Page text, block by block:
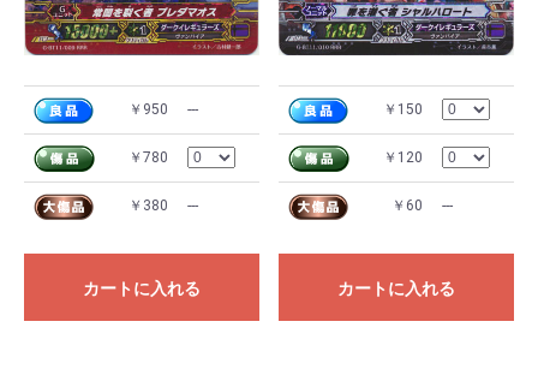
￥950 ---
￥780
￥380 ---
カートに入れる
￥150
￥120
￥60 ---
カートに入れる